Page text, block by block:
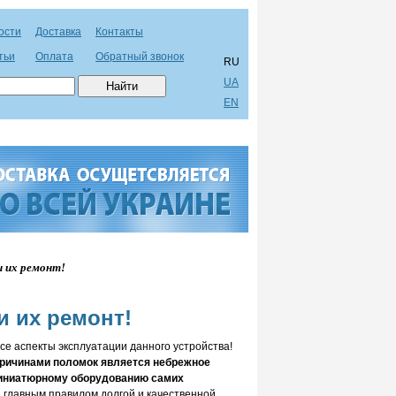
Доставка
Оплата
Контакты
Обратный звонок
RU
UA
EN
их ремонт!
их ремонт!
аспекты эксплуатации данного устройства!
поломок является небрежное
оборудованию самих